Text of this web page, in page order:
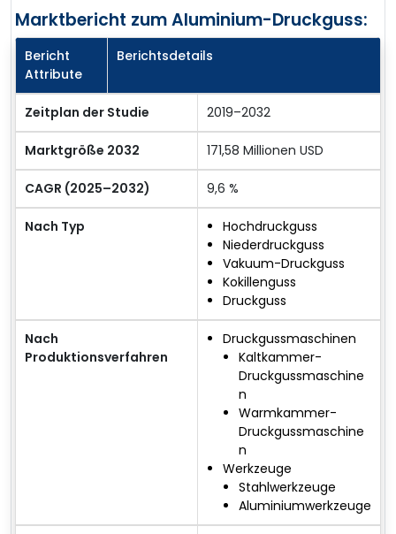
Marktbericht zum Aluminium-Druckguss:
Bericht
Attribute
Berichtsdetails
Zeitplan der Studie 2019–2032
Marktgröße 2032 171,58 Millionen USD
CAGR (2025–2032) 9,6 %
Nach Typ
Hochdruckguss
Niederdruckguss
Vakuum-Druckguss
Kokillenguss
Druckguss
Nach
Produktionsverfahren
Druckgussmaschinen
Kaltkammer-
Druckgussmaschine
n
Warmkammer-
Druckgussmaschine
n
Werkzeuge
Stahlwerkzeuge
Aluminiumwerkzeuge